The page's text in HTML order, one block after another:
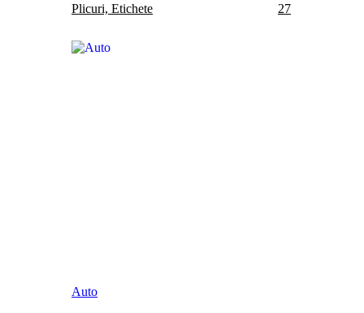
Plicuri, Etichete
27
Auto